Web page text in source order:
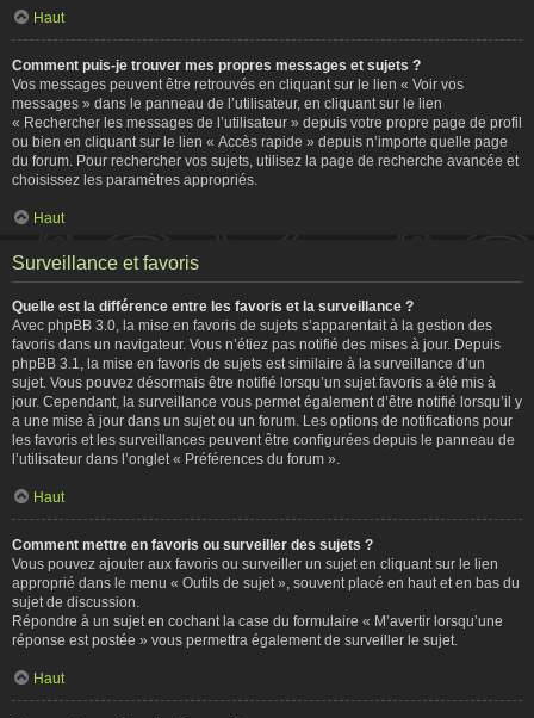
Haut
Comment puis-je trouver mes propres messages et sujets ?
Vos messages peuvent être retrouvés en cliquant sur le lien « Voir vos
messages » dans le panneau de l’utilisateur, en cliquant sur le lien
« Rechercher les messages de l’utilisateur » depuis votre propre page de profil
ou bien en cliquant sur le lien « Accès rapide » depuis n’importe quelle page
du forum. Pour rechercher vos sujets, utilisez la page de recherche avancée et
choisissez les paramètres appropriés.
Haut
Surveillance et favoris
Quelle est la différence entre les favoris et la surveillance ?
Avec phpBB 3.0, la mise en favoris de sujets s’apparentait à la gestion des
favoris dans un navigateur. Vous n’étiez pas notifié des mises à jour. Depuis
phpBB 3.1, la mise en favoris de sujets est similaire à la surveillance d’un
sujet. Vous pouvez désormais être notifié lorsqu’un sujet favoris a été mis à
jour. Cependant, la surveillance vous permet également d’être notifié lorsqu’il y
a une mise à jour dans un sujet ou un forum. Les options de notifications pour
les favoris et les surveillances peuvent être configurées depuis le panneau de
l’utilisateur dans l’onglet « Préférences du forum ».
Haut
Comment mettre en favoris ou surveiller des sujets ?
Vous pouvez ajouter aux favoris ou surveiller un sujet en cliquant sur le lien
approprié dans le menu « Outils de sujet », souvent placé en haut et en bas du
sujet de discussion.
Répondre à un sujet en cochant la case du formulaire « M’avertir lorsqu’une
réponse est postée » vous permettra également de surveiller le sujet.
Haut